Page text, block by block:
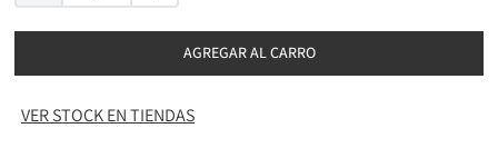
AGREGAR AL CARRO
VER STOCK EN TIENDAS